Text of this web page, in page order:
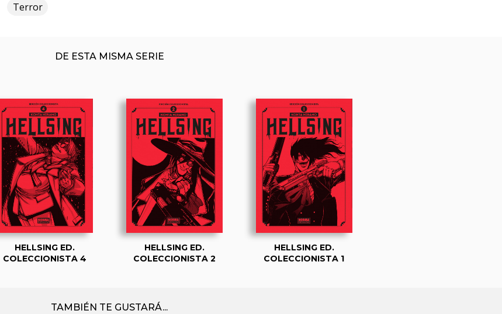
Terror
DE ESTA MISMA SERIE
HELLSING ED.
COLECCIONISTA 4
HELLSING ED.
COLECCIONISTA 2
HELLSING ED.
COLECCIONISTA 1
TAMBIÉN TE GUSTARÁ...